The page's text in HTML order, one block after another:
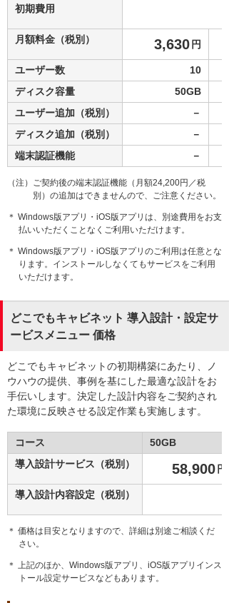
初期費用
月額料金（税別） 3,630 円
ユーザー数
10
ディスク容量
50GB
ユーザー追加（税別）
－
ディスク追加（税別）
－
端末認証機能
－
（注）ご契約後の端末認証機能（月額24,200円／税
別）の追加はできませんので、ご注意ください。
＊ Windows版アプリ・iOS版アプリは、別途費用をお支
払いいただくことなくご利用いただけます。
＊ Windows版アプリ・iOS版アプリのご利用は任意とな
ります。インストールしなくてもサービスをご利用
いただけます。
どこでもキャビネット 導入設計・設定サ
ービスメニュー 価格
どこでもキャビネットの初期構築にあたり、ノ
ウハウの提供、事例を基にした最適な設計をお
手伝いします。決定した設計内容をご契約され
た環境に反映させる設定作業も実施します。
コース
50GB
導入設計サービス（税別）
58,900 円
導入設計内容設定（税別）
＊ 価格は目安となりますので、詳細は別途ご相談くだ
さい。
＊ 上記のほか、Windows版アプリ、iOS版アプリインス
トール設定サービスなどもあります。